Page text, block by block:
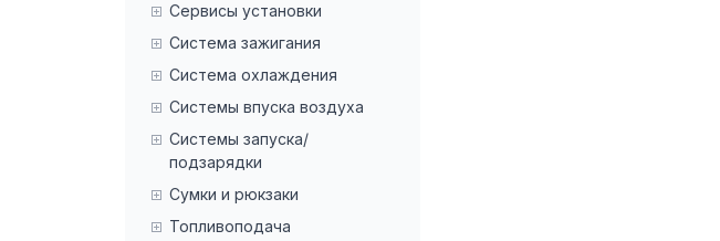
Сервисы установки
Система зажигания
Система охлаждения
Системы впуска воздуха
Системы запуска/
подзарядки
Сумки и рюкзаки
Топливоподача